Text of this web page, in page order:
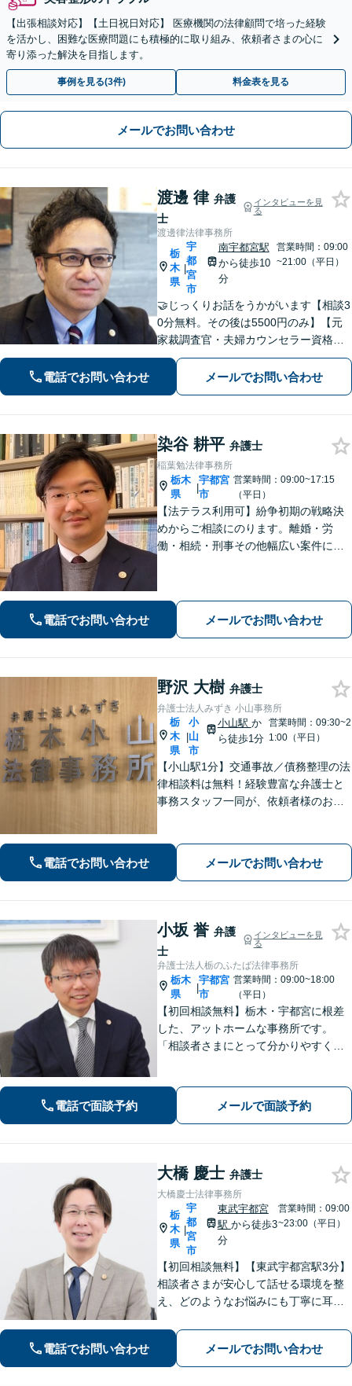
【出張相談対応】【土日祝日対応】 医療機関の法律顧問で培った経験
を活かし、困難な医療問題にも積極的に取り組み、依頼者さまの心に
寄り添った解決を目指します。
事例を見る(3件) 料金表を見る
メールでお問い合わせ
渡邊 律 弁護
士
インタビューを見
る
渡邊律法律事務所
栃
木
県
|
宇
都
宮
市
南宇都宮駅
から徒歩10
分
営業時間：09:00
~21:00（平日）
🤝じっくりお話をうかがいます【相談3
0分無料。その後は5500円のみ】【元
家裁調査官・夫婦カウンセラー資格あ
り】時間を気にせずじっくりお話をう
かがいます。一人ではどうにもできな
い、不安やお悩みは、是非、私にゆっ
電話でお問い合わせ メールでお問い合わせ
染谷 耕平 弁護士
稲葉勉法律事務所
栃木
県
|
宇都宮
市
営業時間：09:00~17:15
（平日）
【法テラス利用可】紛争初期の戦略決
めからご相談にのります。離婚・労
働・相続・刑事その他幅広い案件につ
電話でお問い合わせ メールでお問い合わせ
野沢 大樹 弁護士
弁護士法人みずき 小山事務所
栃
木
県
|
小
山
市
小山駅 か
ら徒歩1分
営業時間：09:30~2
1:00（平日）
【小山駅1分】交通事故／債務整理の法
律相談料は無料！経験豊富な弁護士と
事務スタッフ一同が、依頼者様のお悩
観点から解決策をご提案してまいりま
す。【休日・夜間対応】
電話でお問い合わせ メールでお問い合わせ
小坂 誉 弁護
士
インタビューを見
る
弁護士法人栃のふたば法律事務所
栃木
県
|
宇都宮
市
営業時間：09:00~18:00
（平日）
【初回相談無料】栃木・宇都宮に根差
した、アットホームな事務所です。
「相談者さまにとって分かりやすく説
す。どんなことでも大丈夫。まずはお
気軽にご相談ください【無料駐車場あ
電話で面談予約 メールで面談予約
大橋 慶士 弁護士
大橋慶士法律事務所
栃
木
県
|
宇
都
宮
市
東武宇都宮
駅 から徒歩3
分
営業時間：09:00
~23:00（平日）
【初回相談無料】【東武宇都宮駅3分】
相談者さまが安心して話せる環境を整
え、どのようなお悩みにも丁寧に耳を
費、婚姻費用、複雑な案件にも対応」
「相続：遺産分割協議、遺留分侵害請
求、相続放棄などあらゆる問題に対
電話でお問い合わせ メールでお問い合わせ